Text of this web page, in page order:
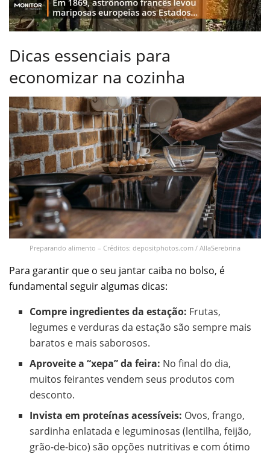
Dicas essenciais para
economizar na cozinha
Preparando alimento – Créditos: depositphotos.com / AllaSerebrina
Para garantir que o seu jantar caiba no bolso, é
fundamental seguir algumas dicas:
Compre ingredientes da estação: Frutas,
legumes e verduras da estação são sempre mais
baratos e mais saborosos.
Aproveite a “xepa” da feira: No final do dia,
muitos feirantes vendem seus produtos com
desconto.
Invista em proteínas acessíveis: Ovos, frango,
sardinha enlatada e leguminosas (lentilha, feijão,
grão-de-bico) são opções nutritivas e com ótimo